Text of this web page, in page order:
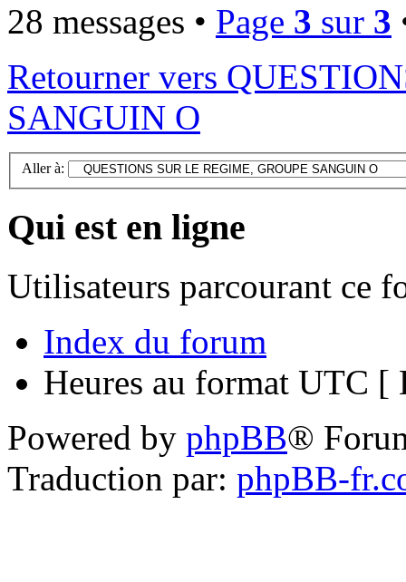
28 messages • Page 3 sur 3
Retourner vers
SANGUIN O
Aller à:
Qui est en ligne
Utilisateurs parcourant ce
Index du forum
Heures au format UTC [
Powered by phpBB®
Traduction par: phpBB-